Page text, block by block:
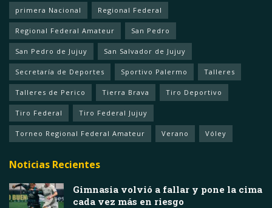
primera Nacional Regional Federal
Regional Federal Amateur San Pedro
San Pedro de Jujuy San Salvador de Jujuy
Secretaría de Deportes Sportivo Palermo Talleres
Talleres de Perico Tierra Brava Tiro Deportivo
Tiro Federal Tiro Federal Jujuy
Torneo Regional Federal Amateur Verano Vóley
Noticias Recientes
Gimnasia volvió a fallar y pone la cima
cada vez más en riesgo